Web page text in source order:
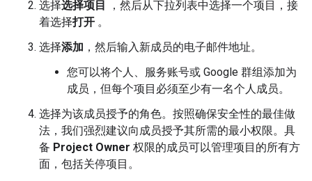
选择选择项目
，然后从下拉列表中选择一个项目，接
着选择打开 。
选择添加 ，然后输入新成员的电子邮件地址。
您可以将个人、服务账号或 Google 群组添加为
成员，但每个项目必须至少有一名个人成员。
选择为该成员授予的角色。按照确保安全性的最佳做
法，我们强烈建议向成员授予其所需的最小权限。具
备 Project Owner 权限的成员可以管理项目的所有方
面，包括关停项目。